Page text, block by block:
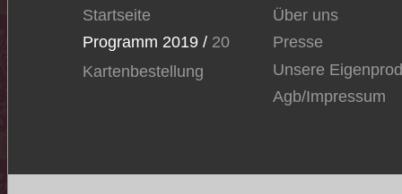
Über uns
Presse
Unsere
Agb/Impressum
Startseite
Programm 2019 / 20
Kartenbestellung